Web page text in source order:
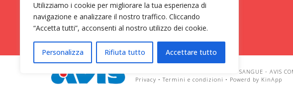
Utilizziamo i cookie per migliorare la tua esperienza di
navigazione e analizzare il nostro traffico. Cliccando
“Accetta tutti”, acconsenti al nostro utilizzo dei cookie.
Personalizza Rifiuta tutto Accettare tutto
ASSOCIAZIONE VOLONTARI ITALIANI SANGUE -
Privacy •Termini e condizioni • Powerd by KinApp